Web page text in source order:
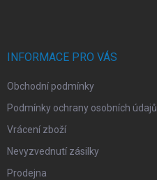
INFORMACE PRO VÁS
Obchodní podmínky
Podmínky ochrany osobních údajů
Vrácení zboží
Nevyzvednutí zásilky
Prodejna